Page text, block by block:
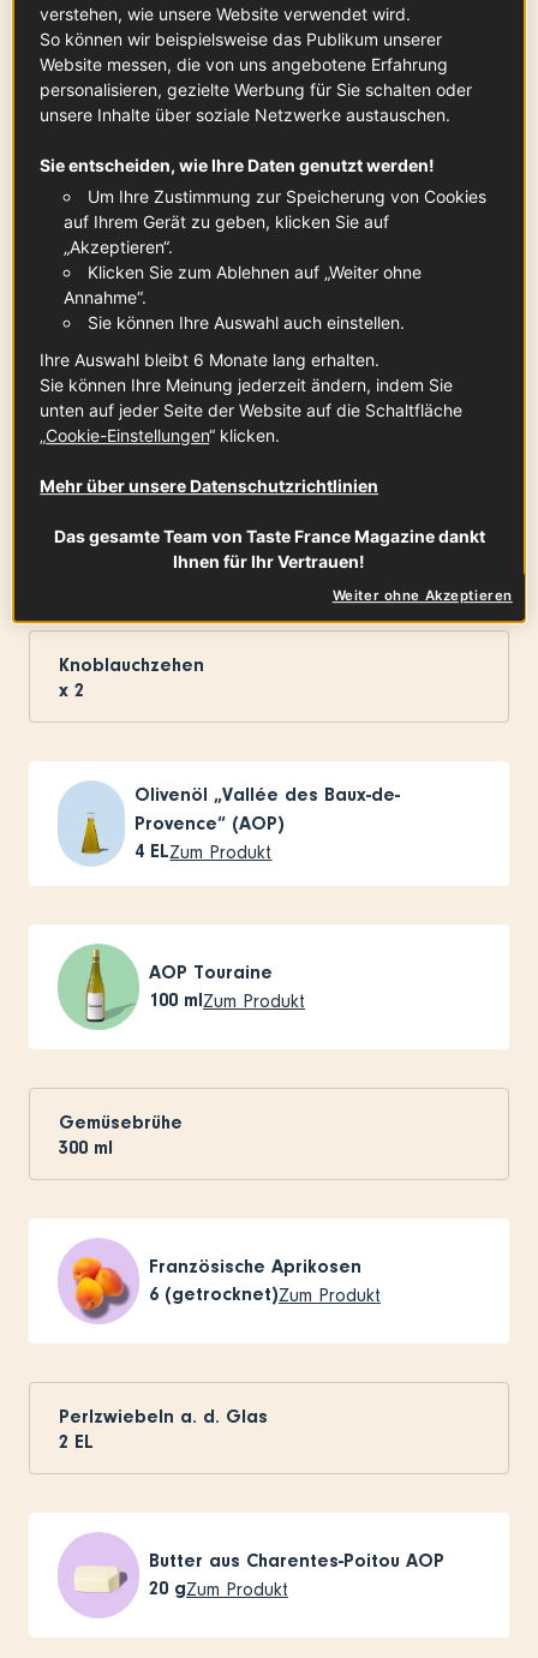
Zutatenfür - +
1(ca. 1 kg)Zum Produkt
Salz
Möhren
6kleine
rote Zwiebeln
Knoblauchzehen
x 2
Olivenöl „Vallée des Baux-de-
Provence“ (AOP)
4 ELZum Produkt
AOP Touraine
100 mlZum Produkt
Gemüsebrühe
300 ml
Französische Aprikosen
6 (getrocknet)Zum Produkt
Perlzwiebeln a. d. Glas
2 EL
Butter aus Charentes-Poitou AOP
20 gZum Produkt
verstehen, wie unsere Website verwendet wird.
So können wir beispielsweise das Publikum unserer
Website messen, die von uns angebotene Erfahrung
personalisieren, gezielte Werbung für Sie schalten oder
unsere Inhalte über soziale Netzwerke austauschen.
Sie entscheiden, wie Ihre Daten genutzt werden!
Um Ihre Zustimmung zur Speicherung von Cookies
auf Ihrem Gerät zu geben, klicken Sie auf
„Akzeptieren“.
Klicken Sie zum Ablehnen auf „Weiter ohne
Annahme“.
Sie können Ihre Auswahl auch einstellen.
Ihre Auswahl bleibt 6 Monate lang erhalten.
Sie können Ihre Meinung jederzeit ändern, indem Sie
unten auf jeder Seite der Website auf die Schaltfläche
„Cookie-Einstellungen“ klicken.
Mehr über unsere Datenschutzrichtlinien
Das gesamte Team von Taste France Magazine dankt
Ihnen für Ihr Vertrauen!
Weiter ohne Akzeptieren